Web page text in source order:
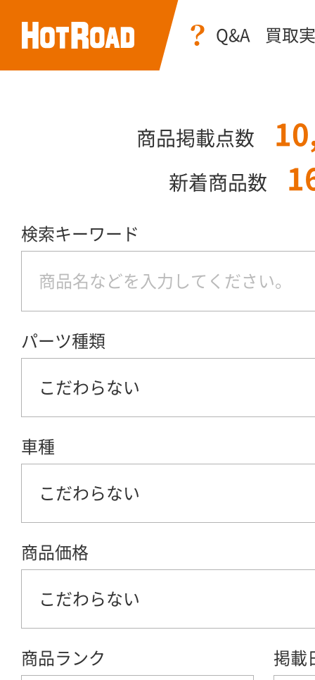
Q&A 買取
商品掲載点数
新着商品数
検索キーワード
パーツ種類
こだわらない
車種
こだわらない
商品価格
こだわらない
商品ランク 掲載